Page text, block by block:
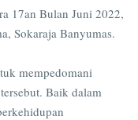
17an Bulan Juni 2022,
Sokaraja Banyumas.
mempedomani
Baik dalam